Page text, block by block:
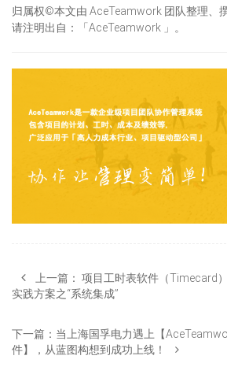
归属权©本文由 AceTeamwork 团队整理、
请注明出自：「AceTeamwork 」。
上一篇： 项目工时表软件（Timecard
实践方案之“系统集成”
下一篇： 当上海国孚电力遇上【
件】，从蓝图构想到成功上线！